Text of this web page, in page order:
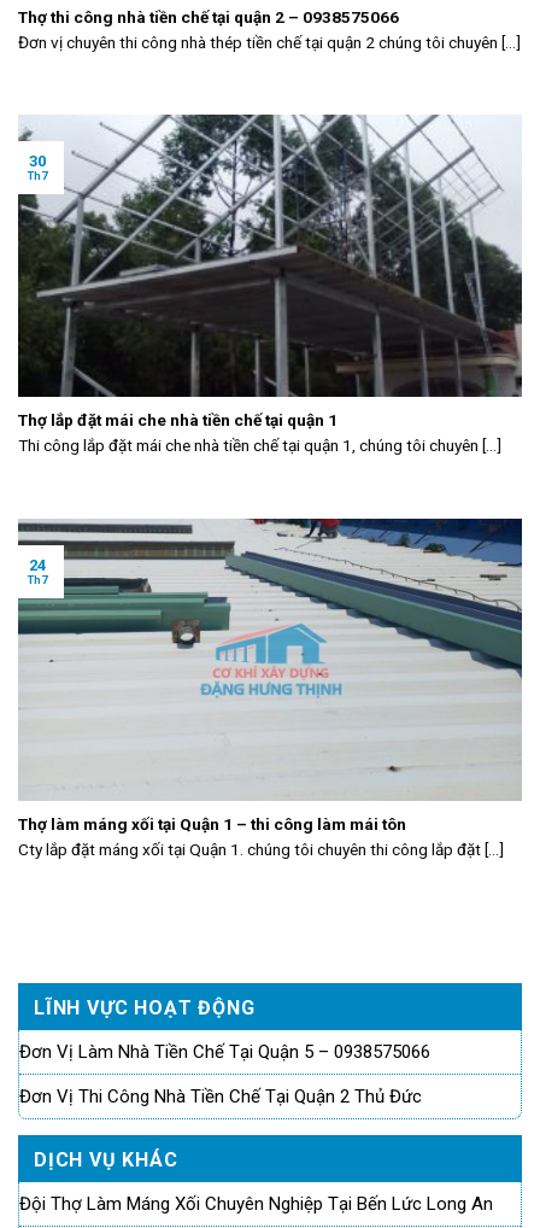
Thợ thi công nhà tiền chế tại quận 2 – 0938575066
Đơn vị chuyên thi công nhà thép tiền chế tại quận 2 chúng tôi chuyên [...]
Thợ lắp đặt mái che nhà tiền chế tại quận 1
Thi công lắp đặt mái che nhà tiền chế tại quận 1, chúng tôi chuyên [...]
30
Th7
Thợ làm máng xối tại Quận 1 – thi công làm mái tôn
Cty lắp đặt máng xối tại Quận 1. chúng tôi chuyên thi công lắp đặt [...]
24
Th7
LĨNH VỰC HOẠT ĐỘNG
Đơn Vị Làm Nhà Tiền Chế Tại Quận 5 – 0938575066
Đơn Vị Thi Công Nhà Tiền Chế Tại Quận 2 Thủ Đức
DỊCH VỤ KHÁC
Đội Thợ Làm Máng Xối Chuyên Nghiệp Tại Bến Lức Long An